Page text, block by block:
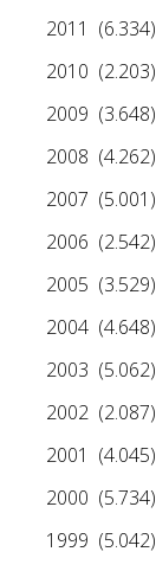
2011 (6.334)
2010 (2.203)
2009 (3.648)
2008 (4.262)
2007 (5.001)
2006 (2.542)
2005 (3.529)
2004 (4.648)
2003 (5.062)
2002 (2.087)
2001 (4.045)
2000 (5.734)
1999 (5.042)